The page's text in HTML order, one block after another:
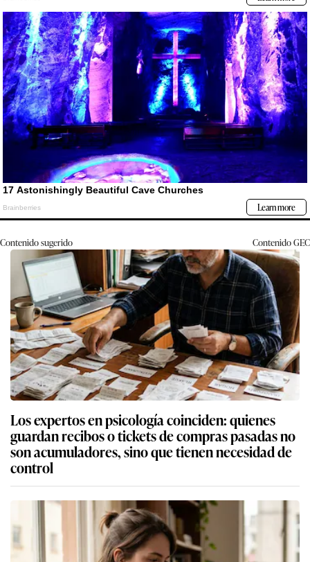
Contenido sugerido ContenidoGEC
Los expertos en psicología coinciden: quienes
guardan recibos o tickets de compras pasadas no
son acumuladores, sino que tienen necesidad de
control